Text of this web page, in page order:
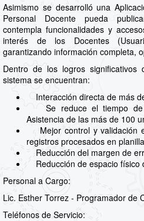
Asimismo se desarrolló una
Personal Docente pueda
contempla funcionalidades y
interés de los Docentes
garantizando información completa,
Dentro de los logros
sistema se encuentran:
Interacción directa de más
Se reduce el tiempo de
Asistencia de las más de 100
Mejor control y validación
registros procesados en
Reducción del margen de
Reducción de espacio físico
Personal a Cargo:
Lic. Esther Torrez - Programador de
Teléfonos de Servicio: